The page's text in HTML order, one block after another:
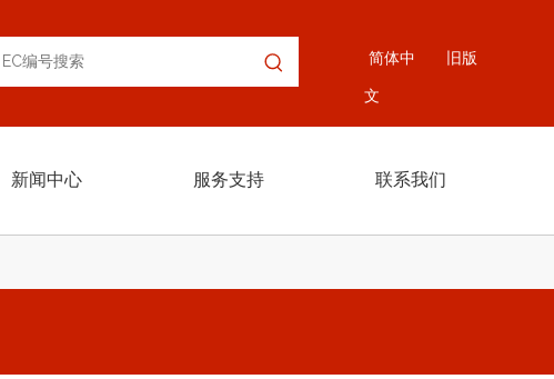
简体中
文
旧版
新闻中心 服务支持 联系我们